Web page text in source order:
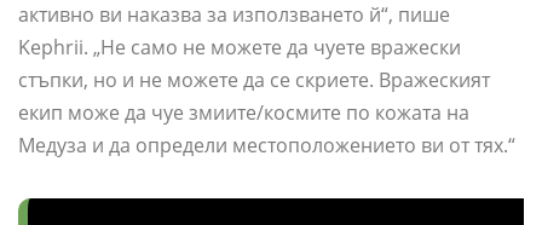
активно ви наказва за използването й“, пише
Kephrii. „Не само не можете да чуете вражески
стъпки, но и не можете да се скриете. Вражеският
екип може да чуе змиите/космите по кожата на
Медуза и да определи местоположението ви от тях.“